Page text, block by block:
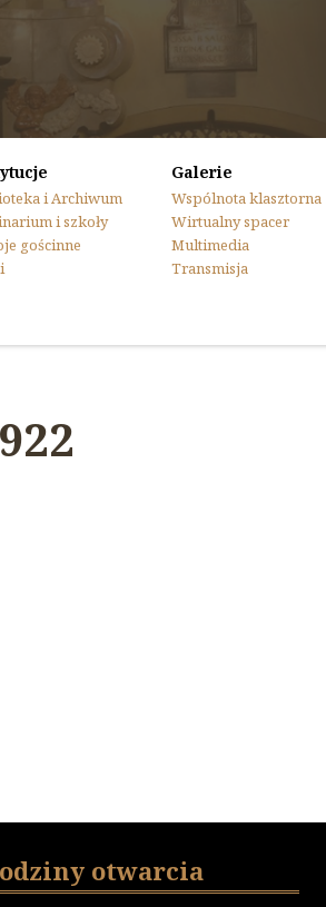
i Archiwum
i szkoły
gościnne
Galerie
Wspólnota klasztorna
Wirtualny spacer
Multimedia
Transmisja
otwarcia